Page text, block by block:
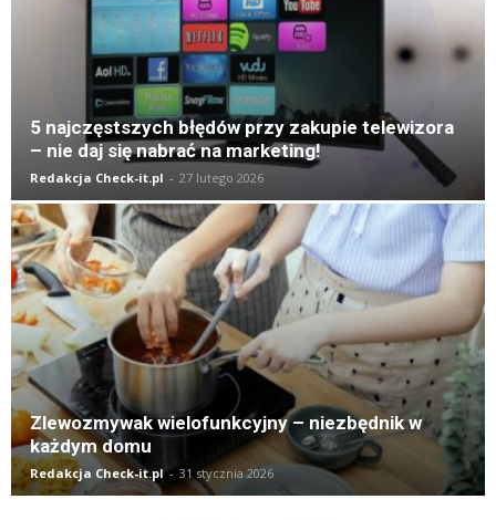
5 najczęstszych błędów przy zakupie telewizora
– nie daj się nabrać na marketing!
Redakcja Check-it.pl - 27 lutego 2026
Zlewozmywak wielofunkcyjny – niezbędnik w
każdym domu
Redakcja Check-it.pl - 31 stycznia 2026